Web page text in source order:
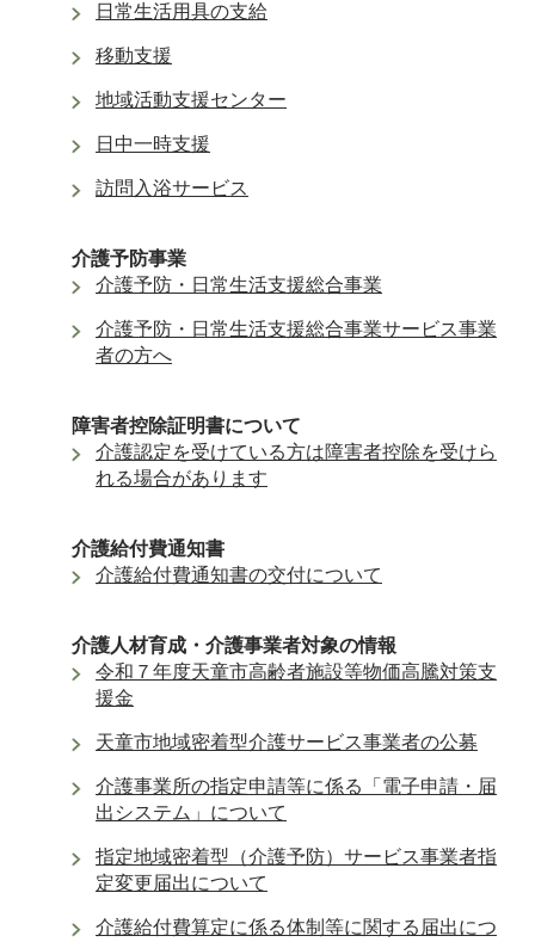
日常生活用具の支給
移動支援
地域活動支援センター
日中一時支援
訪問入浴サービス
介護予防事業
介護予防・日常生活支援総合事業
介護予防・日常生活支援総合事業サービス事業
者の方へ
障害者控除証明書について
介護認定を受けている方は障害者控除を受けら
れる場合があります
介護給付費通知書
介護給付費通知書の交付について
介護人材育成・介護事業者対象の情報
令和７年度天童市高齢者施設等物価高騰対策支
援金
天童市地域密着型介護サービス事業者の公募
介護事業所の指定申請等に係る「電子申請・届
出システム」について
指定地域密着型（介護予防）サービス事業者指
定変更届出について
介護給付費算定に係る体制等に関する届出につ